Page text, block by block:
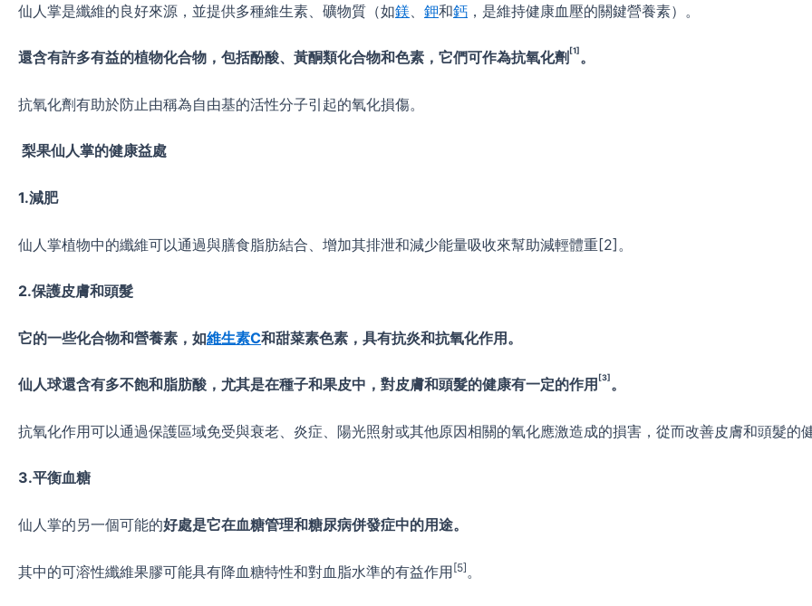
仙人掌是纖維的良好來源，並提供多種維生素、礦物質（如鎂 鉀和鈣 ，是維持健康血壓的關鍵營養素）。
還含有許多有益的植物化合物，包括酚酸、黃酮類化合物和色素，它們可作為抗氧化劑 [1]。
抗氧化劑有助於防止由稱為自由基的活性分子引起的氧化損傷。
梨果仙人掌的健康益處
1.減肥
仙人掌植物中的纖維可以通過與膳食脂肪結合、增加其排泄和減少能量吸收來幫助減輕體重[2]。
2.保護皮膚和頭髮
它的一些化合物和營養素，如維生素C和甜菜素色素，具有抗炎和抗氧化作用。
仙人球還含有多不飽和脂肪酸，尤其是在種子和果皮中，對皮膚和頭髮的健康有一定的作用 [3]。
抗氧化作用可以通過保護區域免受與衰老、炎症、陽光照射或其他原因相關的氧化應激造成的損害，從而改善皮膚和頭髮的
3.平衡血糖
仙人掌的另一個可能的好處是它在血糖管理和糖尿病併發症中的用途。
其中的可溶性纖維果膠可能具有降血糖特性和對血脂水準的有益作用[5] 。